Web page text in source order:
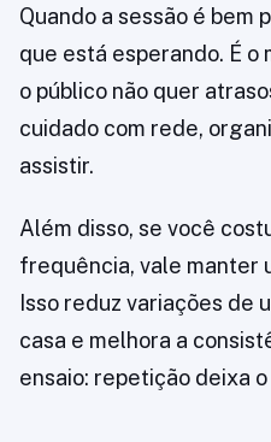
Quando a sessão é bem
que está esperando. É o
o público não quer
cuidado com rede,
assistir.
Além disso, se você
frequência, vale manter
Isso reduz variações de
casa e melhora a
ensaio: repetição deixa